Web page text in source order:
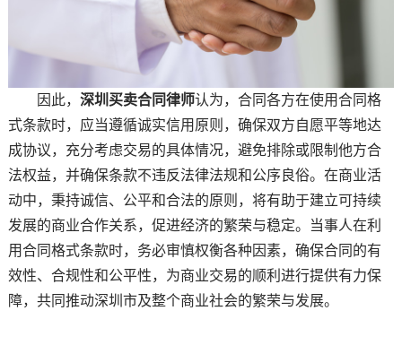
因此， 深圳买卖合同律师认为，合同各方在使用合同格
式条款时，应当遵循诚实信用原则，确保双方自愿平等地达
成协议，充分考虑交易的具体情况，避免排除或限制他方合
法权益，并确保条款不违反法律法规和公序良俗。在商业活
动中，秉持诚信、公平和合法的原则，将有助于建立可持续
发展的商业合作关系，促进经济的繁荣与稳定。当事人在利
用合同格式条款时，务必审慎权衡各种因素，确保合同的有
效性、合规性和公平性，为商业交易的顺利进行提供有力保
障，共同推动深圳市及整个商业社会的繁荣与发展。